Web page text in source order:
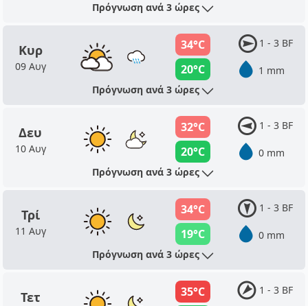
Πρόγνωση ανά 3 ώρες
Κυρ
09 Αυγ
34°C
20°C
1 - 3 BF
1 mm
Πρόγνωση ανά 3 ώρες
Δευ
10 Αυγ
32°C
20°C
1 - 3 BF
0 mm
Πρόγνωση ανά 3 ώρες
Τρί
11 Αυγ
34°C
19°C
1 - 3 BF
0 mm
Πρόγνωση ανά 3 ώρες
Τετ
35°C
1 - 3 BF